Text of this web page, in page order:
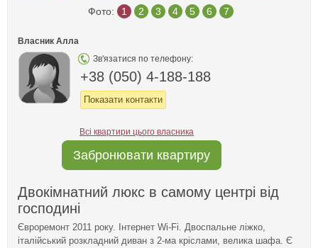
Фото: 1 2 3 4 5 6 7
Власник Алла
Зв'язатися по телефону:
+38 (050) 4-188-188
Показати контакти
Всі квартири цього власника
Забронювати квартиру
Двокімнатний люкс в самому центрі від
господині
Євроремонт 2011 року. Інтернет Wi-Fi. Двоспальне ліжко,
італійський розкладний диван з 2-ма кріслами, велика шафа. Є